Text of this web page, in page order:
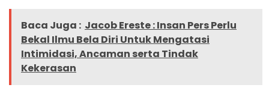
Baca Juga : Jacob Ereste : Insan Pers Perlu
Bekal Ilmu Bela Diri Untuk Mengatasi
Intimidasi, Ancaman serta Tindak
Kekerasan